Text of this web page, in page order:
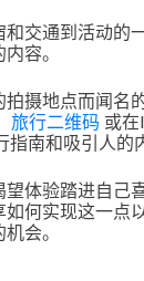
交通到活动的
容。
摄地点而闻名
旅行二维码 或
南和吸引人的
体验踏进自己
何实现这一点
会。